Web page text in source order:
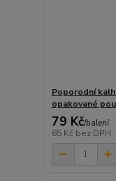
Poporodní
opakované
79 Kč/balení
65 Kč bez DPH